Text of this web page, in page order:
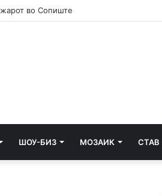
ШОУ-БИЗ МОЗАИК СТАВ